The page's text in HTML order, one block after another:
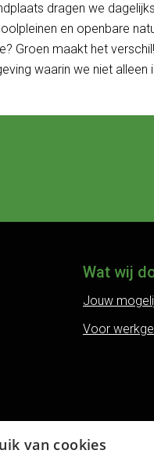
dragen we
en openbare
Groen maakt het
waarin we niet
Wat wij
Jouw
Voor
van cookies